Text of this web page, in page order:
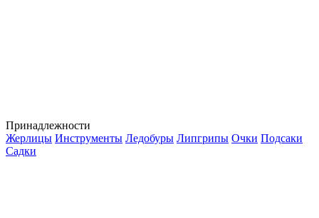
Принадлежности
Жерлицы Инструменты Ледобуры Липгрипы Очки Подсаки
Садки